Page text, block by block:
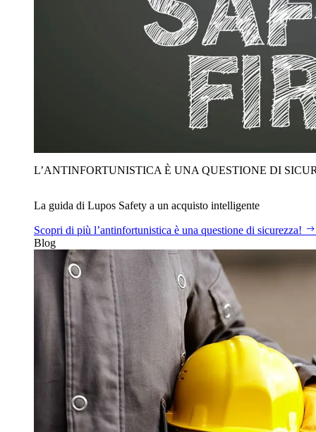
L’ANTINFORTUNISTICA È UNA QUESTIONE DI
La guida di Lupos Safety a un acquisto intelligente
Scopri di più l’antinfortunistica è una questione di sicurezza!
Blog